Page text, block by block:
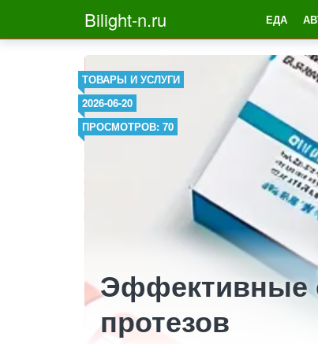
Bilight-n.ru ЕДА
ТОВАРЫ И УСЛУГИ
2026-06-20
ПРОСМОТРОВ: 70
Эффективные
протезов